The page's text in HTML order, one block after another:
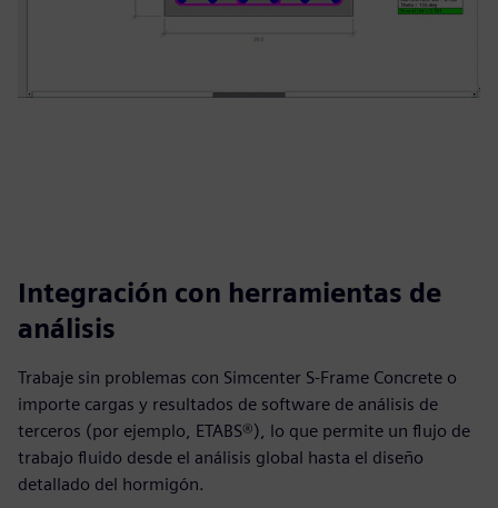
Integración con herramientas de
análisis
Trabaje sin problemas con Simcenter S-Frame Concrete o
importe cargas y resultados de software de análisis de
terceros (por ejemplo, ETABS®), lo que permite un flujo de
trabajo fluido desde el análisis global hasta el diseño
detallado del hormigón.